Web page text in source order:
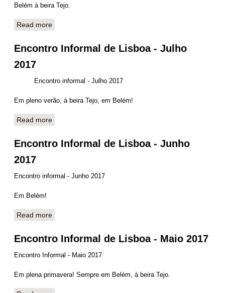
Belém à beira Tejo.
Read moreabout Encontro Informal de Lisboa - Setembro 2017
Encontro Informal de Lisboa - Julho
2017
Encontro informal - Julho 2017
Em pleno verão, à beira Tejo, em Belém!
Read moreabout Encontro Informal de Lisboa - Julho 2017
Encontro Informal de Lisboa - Junho
2017
Encontro informal - Junho 2017
Em Belém!
Read moreabout Encontro Informal de Lisboa - Junho 2017
Encontro Informal de Lisboa - Maio 2017
Encontro Informal - Maio 2017
Em plena primavera! Sempre em Belém, à beira Tejo.